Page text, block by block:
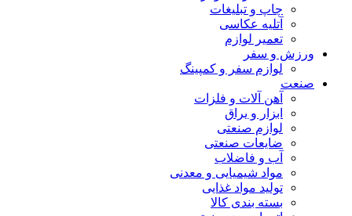
چاپ و تبلیغات
آتلیه عکاسی
تعمیر لوازم
ورزش و سفر
لوازم سفر و کمپینگ
صنعت
آهن آلات و فلزات
ابزار و یراق
لوازم صنعتی
ضایعات صنعتی
آب و فاضلاب
مواد شیمیایی و معدنی
تولید مواد غذایی
بسته بندی کالا